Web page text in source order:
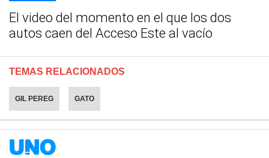
El video del momento en el que los dos
autos caen del Acceso Este al vacío
TEMAS RELACIONADOS
GIL PEREG GATO